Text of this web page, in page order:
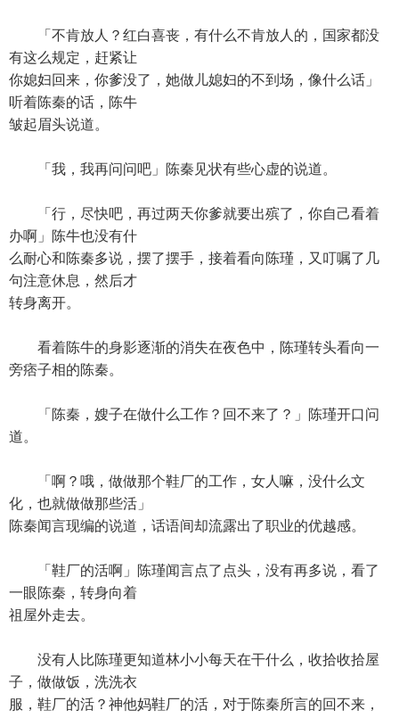
「不肯放人？红白喜丧，有什么不肯放人的，国家都没
有这么规定，赶紧让
你媳妇回来，你爹没了，她做儿媳妇的不到场，像什么话」
听着陈秦的话，陈牛
皱起眉头说道。
「我，我再问问吧」陈秦见状有些心虚的说道。
「行，尽快吧，再过两天你爹就要出殡了，你自己看着
办啊」陈牛也没有什
么耐心和陈秦多说，摆了摆手，接着看向陈瑾，又叮嘱了几
句注意休息，然后才
转身离开。
看着陈牛的身影逐渐的消失在夜色中，陈瑾转头看向一
旁痞子相的陈秦。
「陈秦，嫂子在做什么工作？回不来了？」陈瑾开口问
道。
「啊？哦，做做那个鞋厂的工作，女人嘛，没什么文
化，也就做做那些活」
陈秦闻言现编的说道，话语间却流露出了职业的优越感。
「鞋厂的活啊」陈瑾闻言点了点头，没有再多说，看了
一眼陈秦，转身向着
祖屋外走去。
没有人比陈瑾更知道林小小每天在干什么，收拾收拾屋
子，做做饭，洗洗衣
服，鞋厂的活？神他妈鞋厂的活，对于陈秦所言的回不来，